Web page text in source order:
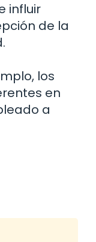
influir
de la
los
en
a